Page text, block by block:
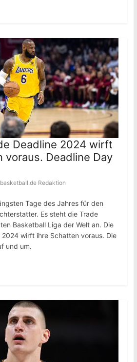
Deadline 2024 wirft
voraus. Deadline Day
basketball.de Redaktion
Tage des Jahres für den
Es steht die Trade
Basketball Liga der Welt an. Die
2024 wirft ihre Schatten voraus. Die
und um.